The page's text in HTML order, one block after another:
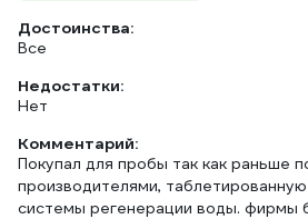
Достоинства:
Все
Недостатки:
Нет
Комментарий:
Покупал для пробы так как раньше
производителями,
системы регенерации воды. фирмы